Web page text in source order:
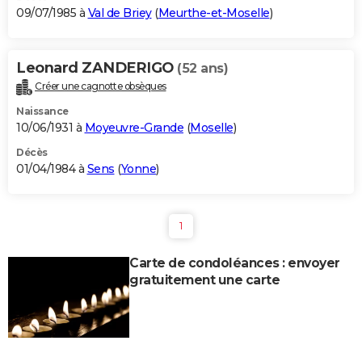
09/07/1985 à Val de Briey(Meurthe-et-Moselle)
Leonard ZANDERIGO (52 ans)
Créer une cagnotte obsèques
Naissance
10/06/1931 à Moyeuvre-Grande (Moselle)
Décès
01/04/1984 à Sens (Yonne)
1
Carte de condoléances : envoyer
gratuitement une carte